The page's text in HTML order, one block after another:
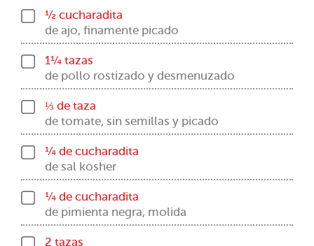
½ cucharadita
de ajo, finamente picado
1¼ tazas
de pollo rostizado y desmenuzado
⅓ de taza
de tomate, sin semillas y picado
¼ de cucharadita
de sal kosher
¼ de cucharadita
de pimienta negra, molida
2 tazas